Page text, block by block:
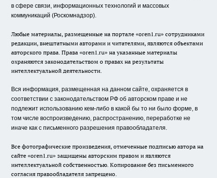
в сфере связи, информационных технологий и массовых
коммуникаций (Роскомнадзор).
Любые материалы, размещенные на портале «oren1.ru» сотрудниками
редакции, внештатными авторами и читателями, являются объектами
авторского права. Права «oren1.ru» на указанные материалы
охраняются законодательством о правах на результаты
интеллектуальной деятельности.
Вся информация, размещенная на данном сайте, охраняется в
соответствии с законодательством РФ об авторском праве и не
подлежит использованию кем-либо в какой бы то ни было форме, в
том числе воспроизведению, распространению, переработке не
иначе как с письменного разрешения правообладателя.
Все фотографические произведения, отмеченные подписью автора на
сайте «oren1.ru» защищены авторским правом и являются
интеллектуальной собственностью. Копирование без письменного
согласия правообладателя запрещено.